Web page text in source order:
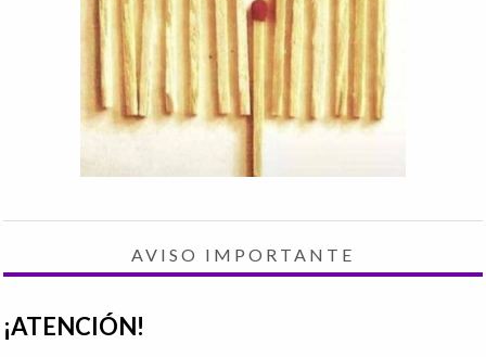
AVISO IMPORTANTE
¡ATENCIÓN!